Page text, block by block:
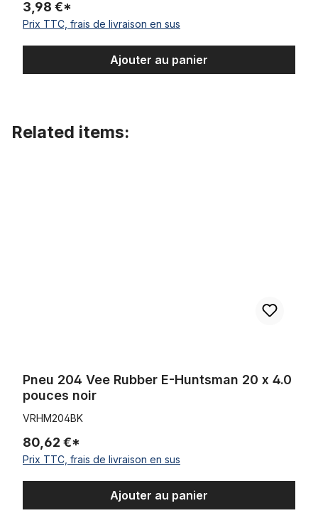
3,98 €*
Prix TTC, frais de livraison en sus
Ajouter au panier
Related items:
Pneu 204 Vee Rubber E-Huntsman 20 x 4.0
pouces noir
VRHM204BK
80,62 €*
Prix TTC, frais de livraison en sus
Ajouter au panier